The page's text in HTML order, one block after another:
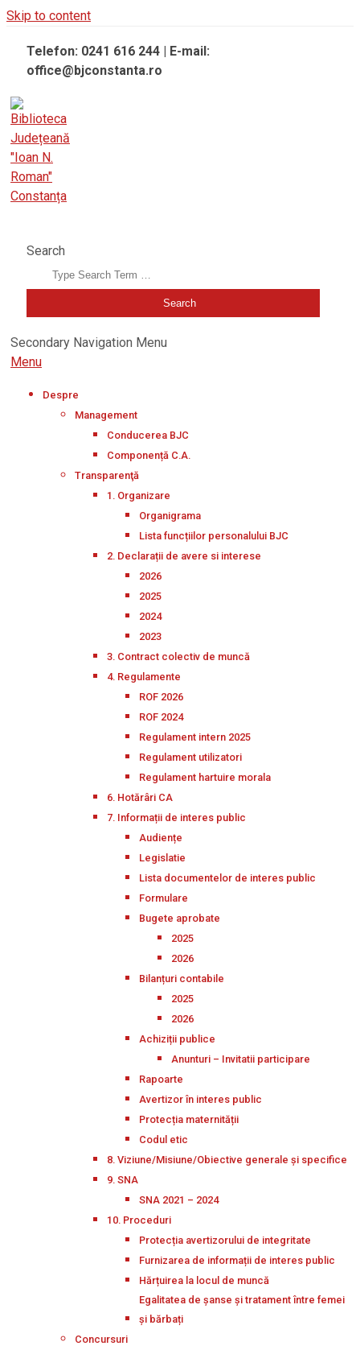
Skip to content
Telefon: 0241 616 244 | E-mail:
office@bjconstanta.ro
Search
Secondary Navigation Menu
Menu
Despre
Management
Conducerea BJC
Componență C.A.
Transparenţă
1. Organizare
Organigrama
Lista funcțiilor personalului BJC
2. Declarații de avere si interese
2026
2025
2024
2023
3. Contract colectiv de muncă
4. Regulamente
ROF 2026
ROF 2024
Regulament intern 2025
Regulament utilizatori
Regulament hartuire morala
6. Hotărâri CA
7. Informații de interes public
Audiențe
Legislatie
Lista documentelor de interes public
Formulare
Bugete aprobate
2025
2026
Bilanțuri contabile
2025
2026
Achiziții publice
Anunturi – Invitatii participare
Rapoarte
Avertizor în interes public
Protecția maternității
Codul etic
8. Viziune/Misiune/Obiective generale și specifice
9. SNA
SNA 2021 – 2024
10. Proceduri
Protecția avertizorului de integritate
Furnizarea de informații de interes public
Hărțuirea la locul de muncă
Egalitatea de șanse și tratament între femei
și bărbați
Concursuri